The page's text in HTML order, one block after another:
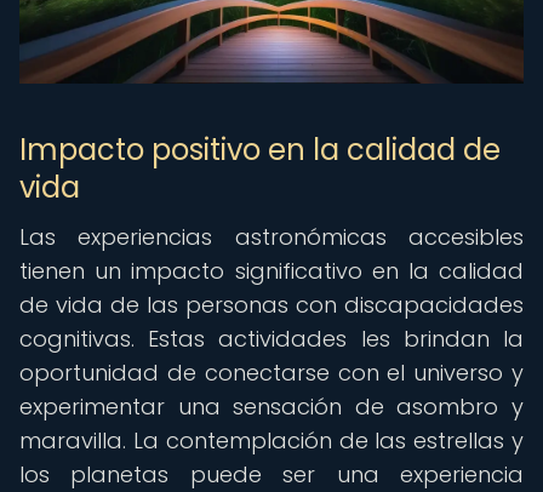
Impacto positivo en la calidad de
vida
Las experiencias astronómicas accesibles
tienen un impacto significativo en la calidad
de vida de las personas con discapacidades
cognitivas. Estas actividades les brindan la
oportunidad de conectarse con el universo y
experimentar una sensación de asombro y
maravilla. La contemplación de las estrellas y
los planetas puede ser una experiencia